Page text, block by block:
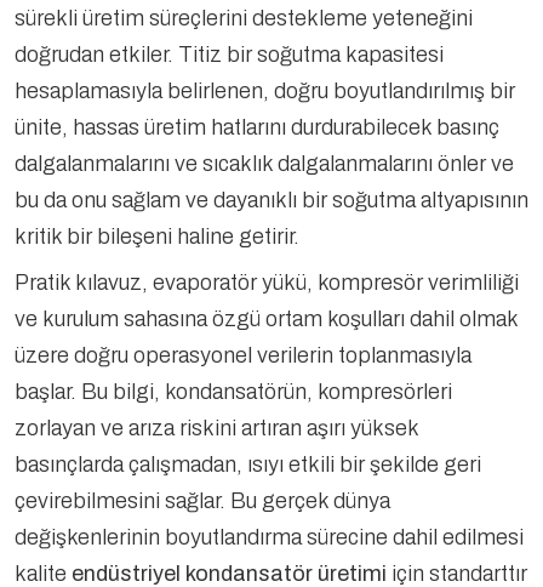
sürekli üretim süreçlerini destekleme yeteneğini
doğrudan etkiler. Titiz bir soğutma kapasitesi
hesaplamasıyla belirlenen, doğru boyutlandırılmış bir
ünite, hassas üretim hatlarını durdurabilecek basınç
dalgalanmalarını ve sıcaklık dalgalanmalarını önler ve
bu da onu sağlam ve dayanıklı bir soğutma altyapısının
kritik bir bileşeni haline getirir.
Pratik kılavuz, evaporatör yükü, kompresör verimliliği
ve kurulum sahasına özgü ortam koşulları dahil olmak
üzere doğru operasyonel verilerin toplanmasıyla
başlar. Bu bilgi, kondansatörün, kompresörleri
zorlayan ve arıza riskini artıran aşırı yüksek
basınçlarda çalışmadan, ısıyı etkili bir şekilde geri
çevirebilmesini sağlar. Bu gerçek dünya
değişkenlerinin boyutlandırma sürecine dahil edilmesi
kalite endüstriyel kondansatör üretimi için standarttır